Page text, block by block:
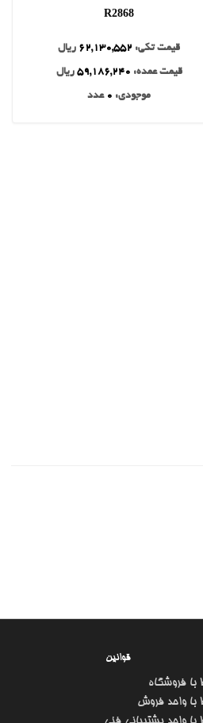
R2868
قیمت تکی: 62,130,552 ریال
قیمت عمده: 59,186,240 ریال
موجودی: 0 عدد
قوانین
با فروشگاه
با واحد فروش